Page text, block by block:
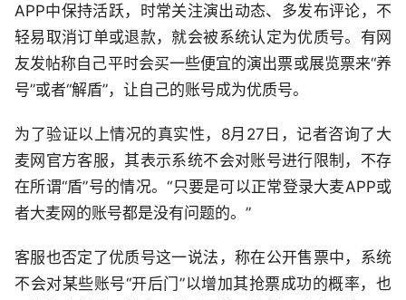
APP中保持活跃，时常关注演出动态、多发布评论，不
轻易取消订单或退款，就会被系统认定为优质号。有网
友发帖称自己平时会买一些便宜的演出票或展览票来“养
号”或者“解盾”，让自己的账号成为优质号。
为了验证以上情况的真实性，8月27日，记者咨询了大
麦网官方客服，其表示系统不会对账号进行限制，不存
在所谓“盾”号的情况。“只要是可以正常登录大麦APP或
者大麦网的账号都是没有问题的。”
客服也否定了优质号这一说法，称在公开售票中，系统
不会对某些账号“开后门”以增加其抢票成功的概率，也